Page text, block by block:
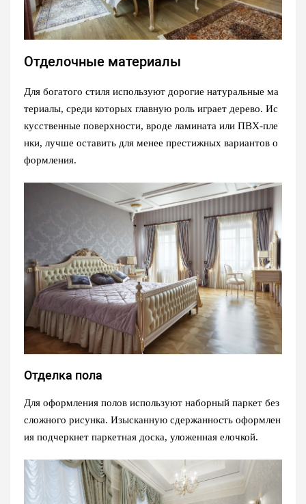
Отделочные материалы
Для богатого стиля используют дорогие натуральные ма
териалы, среди которых главную роль играет дерево. Ис
кусственные поверхности, вроде ламината или ПВХ-пле
нки, лучше оставить для менее престижных вариантов о
формления.
Отделка пола
Для оформления полов используют наборный паркет без
сложного рисунка. Изысканную сдержанность оформлен
ия подчеркнет паркетная доска, уложенная елочкой.